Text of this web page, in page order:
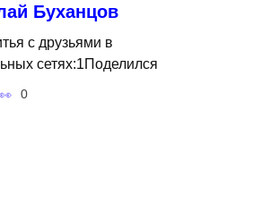
Буханцов
с друзьями в
сетях:1Поделился
0